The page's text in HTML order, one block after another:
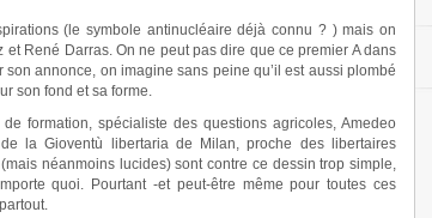
(le symbole antinucléaire déjà connu ? ) mais on
René Darras. On ne peut pas dire que ce premier A dans
son annonce, on imagine sans peine qu’il est aussi plombé
son fond et sa forme.
formation, spécialiste des questions agricoles, Amedeo
la Gioventù libertaria de Milan, proche des libertaires
néanmoins lucides) sont contre ce dessin trop simple,
quoi. Pourtant -et peut-être même pour toutes ces